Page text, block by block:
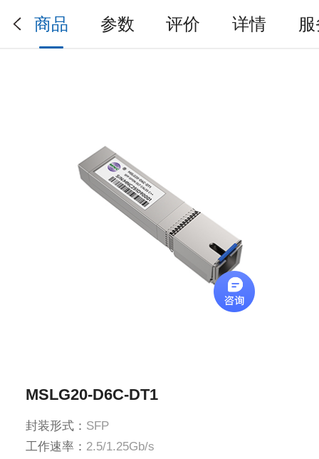
商品 参数 评价 详情
MSLG20-D6C-DT1
封装形式： SFP
工作速率： 2.5/1.25Gb/s